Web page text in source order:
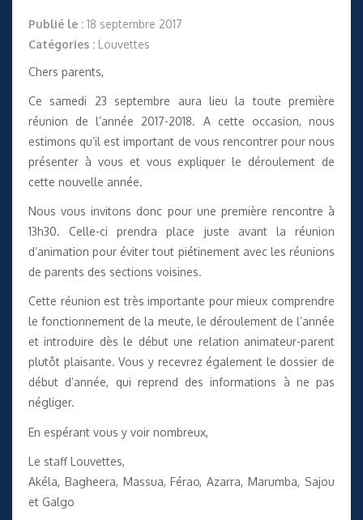
Publié le : 18 septembre 2017
Catégories : Louvettes
Chers parents,
Ce samedi 23 septembre aura lieu la toute première
réunion de l’année 2017-2018. A cette occasion, nous
estimons qu’il est important de vous rencontrer pour nous
présenter à vous et vous expliquer le déroulement de
cette nouvelle année.
Nous vous invitons donc pour une première rencontre à
13h30. Celle-ci prendra place juste avant la réunion
d’animation pour éviter tout piétinement avec les réunions
de parents des sections voisines.
Cette réunion est très importante pour mieux comprendre
le fonctionnement de la meute, le déroulement de l’année
et introduire dès le début une relation animateur-parent
plutôt plaisante. Vous y recevrez également le dossier de
début d’année, qui reprend des informations à ne pas
négliger.
En espérant vous y voir nombreux,
Le staff Louvettes,
Akéla, Bagheera, Massua, Férao, Azarra, Marumba, Sajou
et Galgo